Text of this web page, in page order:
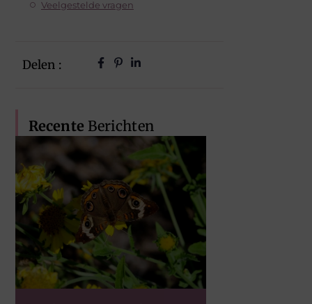
Veelgestelde vragen
Delen :
Recente Berichten